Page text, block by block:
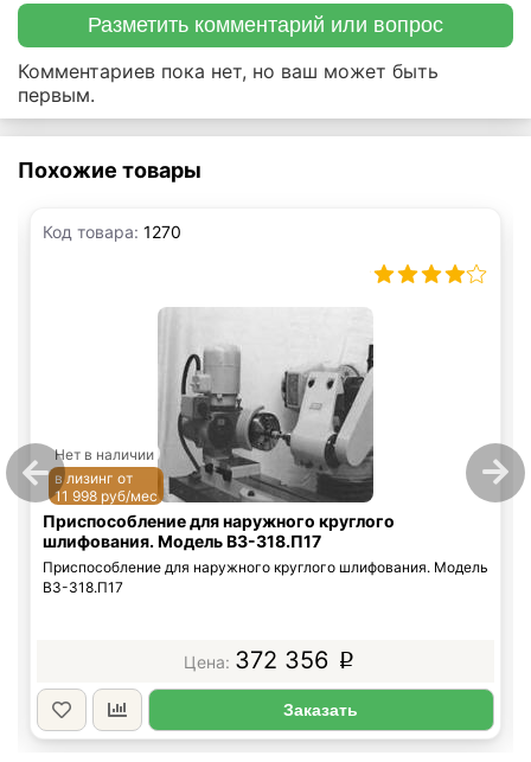
Разметить комментарий или вопрос
Комментариев пока нет, но ваш может быть
первым.
Похожие товары
Код товара: 1270
Нет в наличии
в лизинг от
11 998 руб/мес
Приспособление для наружного круглого
шлифования. Модель ВЗ-318.П17
Приспособление для наружного круглого шлифования. Модель
ВЗ-318.П17
372 356 p
Заказать